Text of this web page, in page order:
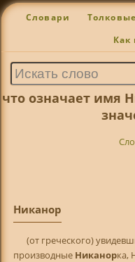
Словари Толковые
Как
что означает имя
Никанор
(от греческого)
производные Никанорка,